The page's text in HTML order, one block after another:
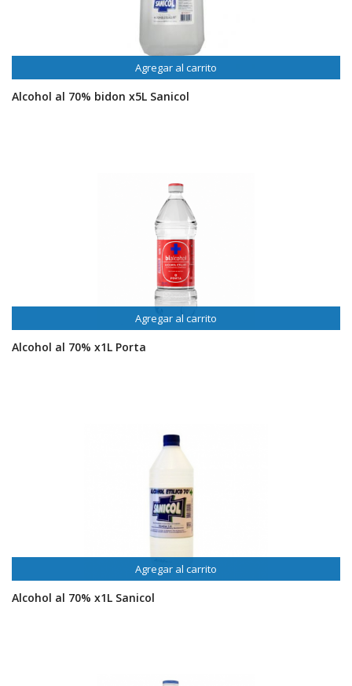
Agregar al carrito
Alcohol al 70% bidon x5L Sanicol
Agregar al carrito
Alcohol al 70% x1L Porta
Agregar al carrito
Alcohol al 70% x1L Sanicol